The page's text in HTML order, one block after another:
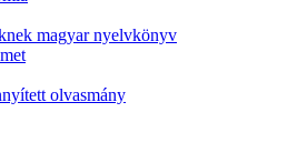
magyar nyelvkönyv
olvasmány